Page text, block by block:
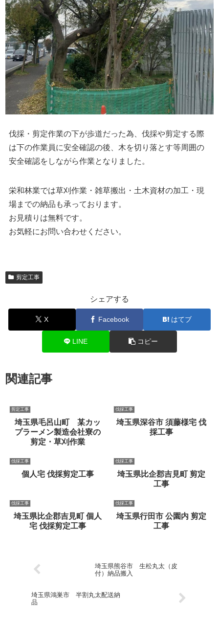
伐採・剪定作業の下が歩道だった為、伐採や剪定する際
は下の作業員に安全確認の後、木を切り落とす等周囲の
安全確認をしながら作業となりました。
栄和林業では草刈作業・雑草搬出・土木資材の加工・現
場までの納品も承っております。
お見積りは無料です。
お気軽にお問い合わせください。
剪定工事
シェアする
X Facebook はてブ
LINE コピー
関連記事
剪定工事
埼玉県毛呂山町 某カッ
プラーメン製造会社寮の
剪定・草刈作業
伐採工事
埼玉県深谷市 須藤様宅 伐
採工事
伐採工事
個人宅 伐採剪定工事
伐採工事
埼玉県比企郡吉見町 剪定
工事
伐採工事
埼玉県比企郡吉見町 個人
宅 伐採剪定工事
伐採工事
埼玉県行田市 公園内 剪定
工事
埼玉県熊谷市 生松丸太（皮
付）納品搬入
埼玉県鴻巣市 半割丸太配送納
品